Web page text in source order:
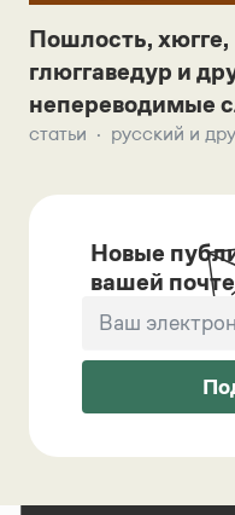
Пошлость, хюгге,
глюггаведур и
непереводимые
статьи русский и
Новые
вашей почте